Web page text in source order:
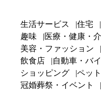
生活サービス 住宅
趣味
医療・健康・
美容・ファッション
飲食店
自動車・バ
ショッピング
ペット
冠婚葬祭・イベント